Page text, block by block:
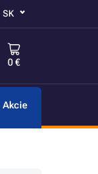
SK
0 €
Akcie